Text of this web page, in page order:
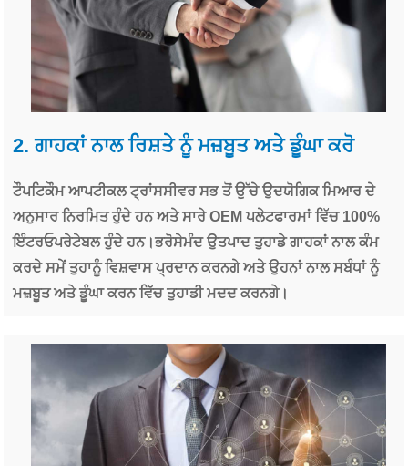
2. ਗਾਹਕਾਂ ਨਾਲ ਰਿਸ਼ਤੇ ਨੂੰ ਮਜ਼ਬੂਤ ​​ਅਤੇ ਡੂੰਘਾ ਕਰੋ
ਟੌਪਟਿਕੌਮ ਆਪਟੀਕਲ ਟ੍ਰਾਂਸਸੀਵਰ ਸਭ ਤੋਂ ਉੱਚੇ ਉਦਯੋਗਿਕ ਮਿਆਰ ਦੇ
ਅਨੁਸਾਰ ਨਿਰਮਿਤ ਹੁੰਦੇ ਹਨ ਅਤੇ ਸਾਰੇ OEM ਪਲੇਟਫਾਰਮਾਂ ਵਿੱਚ 100%
ਇੰਟਰਓਪਰੇਟੇਬਲ ਹੁੰਦੇ ਹਨ।ਭਰੋਸੇਮੰਦ ਉਤਪਾਦ ਤੁਹਾਡੇ ਗਾਹਕਾਂ ਨਾਲ ਕੰਮ
ਕਰਦੇ ਸਮੇਂ ਤੁਹਾਨੂੰ ਵਿਸ਼ਵਾਸ ਪ੍ਰਦਾਨ ਕਰਨਗੇ ਅਤੇ ਉਹਨਾਂ ਨਾਲ ਸਬੰਧਾਂ ਨੂੰ
ਮਜ਼ਬੂਤ ​​​​ਅਤੇ ਡੂੰਘਾ ਕਰਨ ਵਿੱਚ ਤੁਹਾਡੀ ਮਦਦ ਕਰਨਗੇ।